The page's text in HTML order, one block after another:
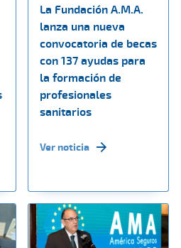
La Fundación A.M.A.
lanza una nueva
convocatoria de becas
con 137 ayudas para
la formación de
profesionales
sanitarios
Ver noticia